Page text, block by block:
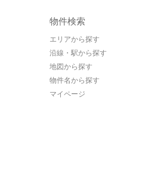
物件検索
エリアから探す
沿線・駅から探す
地図から探す
物件名から探す
マイページ